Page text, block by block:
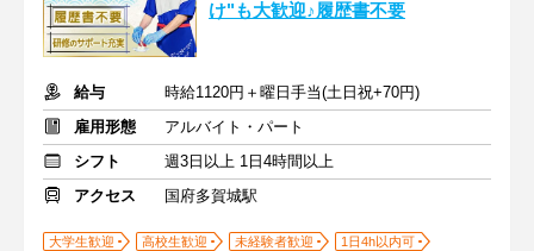
け"も大歓迎♪履歴書不要
給与
時給1120円＋曜日手当(土日祝+70円)
雇用形態
アルバイト・パート
シフト
週3日以上 1日4時間以上
アクセス
国府多賀城駅
大学生歓迎 高校生歓迎 未経験者歓迎
1日4h以内可